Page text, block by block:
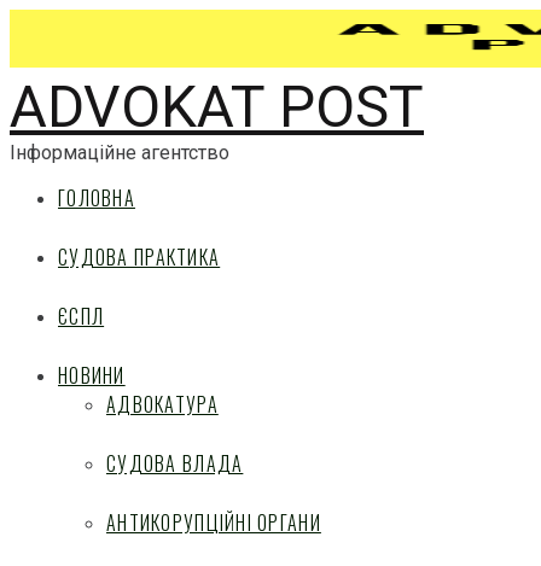
ADVOKAT POST
Інформаційне агентство
ГОЛОВНА
СУДОВА ПРАКТИКА
ЄСПЛ
НОВИНИ
АДВОКАТУРА
СУДОВА ВЛАДА
АНТИКОРУПЦІЙНІ ОРГАНИ